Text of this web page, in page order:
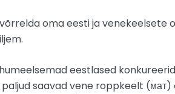
oma eesti ja
eestlased
saavad vene roppkeelt (мат)